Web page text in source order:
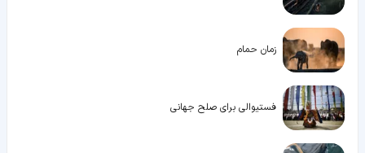
زمان حمام
فستیوالی برای صلح جهانی